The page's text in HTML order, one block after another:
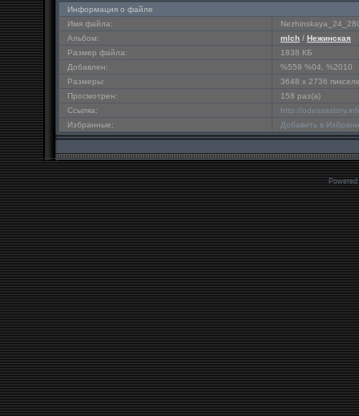
Информация о файле
Имя файла:
Альбом:
mlch / Нежинская
Размер файла:
1838 КБ
Добавлен:
%559 %04, %2010
Размеры:
3648 x 2736
Просмотрен:
158 раз(а)
Ссылка:
http://
Избранные:
Добавить в